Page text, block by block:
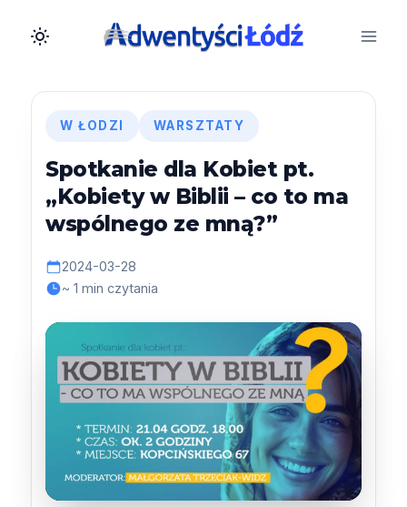
W ŁODZI WARSZTATY
Spotkanie dla Kobiet pt.
„Kobiety w Biblii – co to ma
wspólnego ze mną?”
2024-03-28
~ 1 min czytania